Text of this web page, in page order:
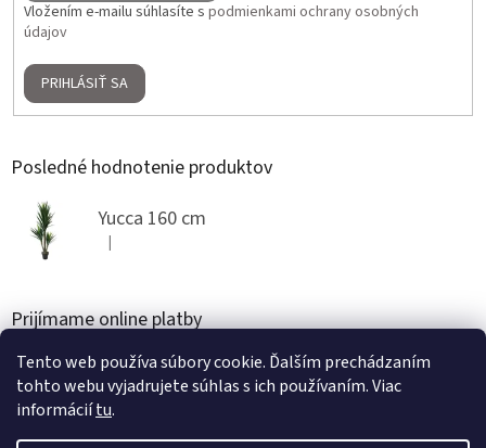
Tento web používa súbory cookie. Ďalším prechádzaním
tohto webu vyjadrujete súhlas s ich používaním. Viac
informáciítu.
Vložením e-mailu súhlasíte s podmienkami ochrany osobných
údajov
PRIHLÁSIŤ SA
Posledné hodnotenie produktov
Yucca 160 cm
Hodnotenie produktu je 5 z 5 hviezdičiek.
|
Prijímame online platby